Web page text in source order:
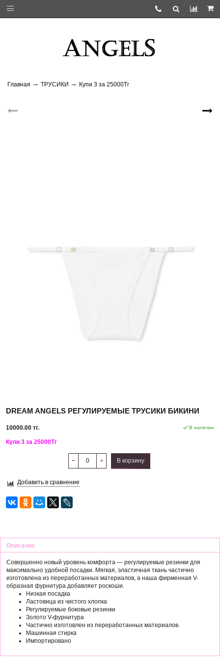
Главная ТРУСИКИ Купи 3 за 25000Тг
DREAM ANGELS РЕГУЛИРУЕМЫЕ ТРУСИКИ БИКИНИ
10000.00 тг. В наличии
Купи 3 за 25000Тг
В корзину
Добавить в сравнение
Описание
Совершенно новый уровень комфорта — регулируемые резинки для
максимально удобной посадки. Мягкая, эластичная ткань частично
изготовлена из переработанных материалов, а наша фирменная V-
образная фурнитура добавляет роскоши.
Низкая посадка
Ластовица из чистого хлопка
Регулируемые боковые резинки
Золото V-фурнитура
Частично изготовлен из переработанных материалов.
Машинная стирка
Импортировано